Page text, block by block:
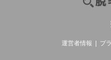
運営者情報 プ